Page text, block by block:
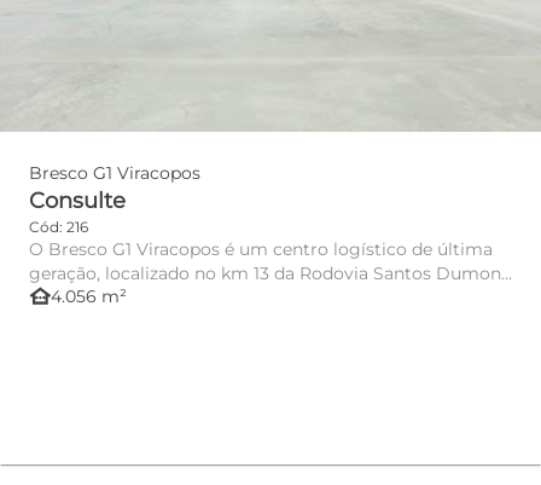
Bresco G1 Viracopos
Consulte
Cód: 216
O Bresco G1 Viracopos é um centro logístico de última
geração, localizado no km 13 da Rodovia Santos Dumont
(SP-075), ...
other_houses4.056 m²